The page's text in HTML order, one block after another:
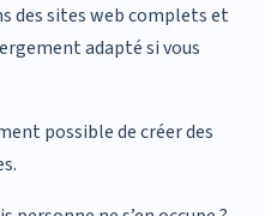
des sites web complets et
adapté si vous
possible de créer des